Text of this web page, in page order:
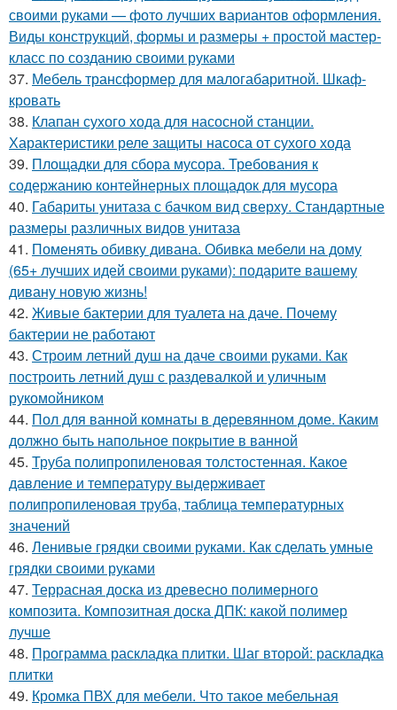
своими руками — фото лучших вариантов оформления.
Виды конструкций, формы и размеры + простой мастер-
класс по созданию своими руками
37. Мебель трансформер для малогабаритной. Шкаф-
кровать
38. Клапан сухого хода для насосной станции.
Характеристики реле защиты насоса от сухого хода
39. Площадки для сбора мусора. Требования к
содержанию контейнерных площадок для мусора
40. Габариты унитаза с бачком вид сверху. Стандартные
размеры различных видов унитаза
41. Поменять обивку дивана. Обивка мебели на дому
(65+ лучших идей своими руками): подарите вашему
дивану новую жизнь!
42. Живые бактерии для туалета на даче. Почему
бактерии не работают
43. Строим летний душ на даче своими руками. Как
построить летний душ с раздевалкой и уличным
рукомойником
44. Пол для ванной комнаты в деревянном доме. Каким
должно быть напольное покрытие в ванной
45. Труба полипропиленовая толстостенная. Какое
давление и температуру выдерживает
полипропиленовая труба, таблица температурных
значений
46. Ленивые грядки своими руками. Как сделать умные
грядки своими руками
47. Террасная доска из древесно полимерного
композита. Композитная доска ДПК: какой полимер
лучше
48. Программа раскладка плитки. Шаг второй: раскладка
плитки
49. Кромка ПВХ для мебели. Что такое мебельная